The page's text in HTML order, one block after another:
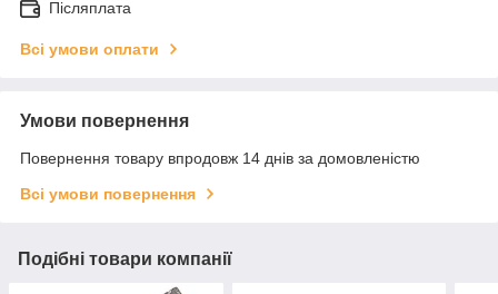
Післяплата
Всі умови оплати
Умови повернення
Повернення товару впродовж 14 днів за домовленістю
Всі умови повернення
Подібні товари компанії